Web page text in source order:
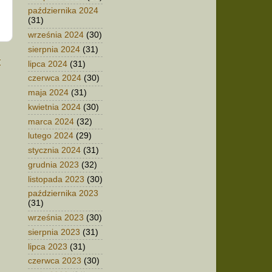
października 2024
(31)
września 2024 (30)
sierpnia 2024 (31)
lipca 2024 (31)
czerwca 2024 (30)
maja 2024 (31)
kwietnia 2024 (30)
marca 2024 (32)
lutego 2024 (29)
stycznia 2024 (31)
grudnia 2023 (32)
listopada 2023 (30)
października 2023
(31)
września 2023 (30)
sierpnia 2023 (31)
lipca 2023 (31)
czerwca 2023 (30)